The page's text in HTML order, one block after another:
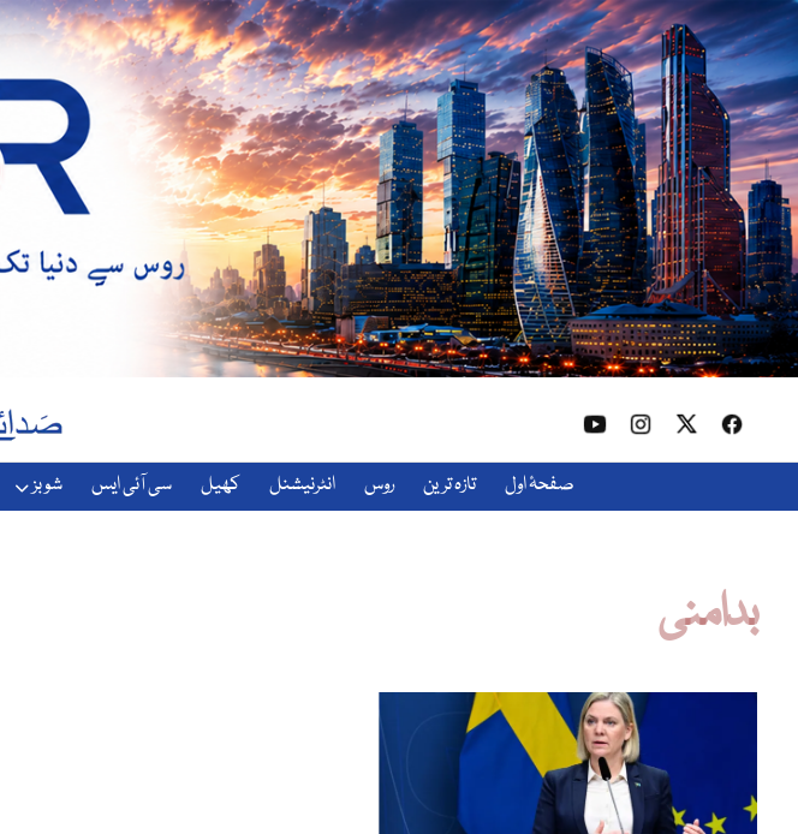
صفحۂ اول تازہ ترین روس انٹرنیشنل کھیل سی آئی ایس شوبز
بدامنی